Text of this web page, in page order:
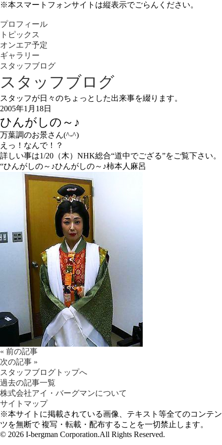
※本スマートフォンサイトは縦表示でごらんください。
プロフィール
トピックス
オンエア予定
ギャラリー
スタッフブログ
スタッフブログ
スタッフが日々のちょっとした出来事を綴ります。
2005年1月18日
ひんがしの～♪
万葉調のお景さん(^-^)
えっ！なんで！？
詳しい事は1/20（木）NHK総合“道中でござる”をご覧下さい。
“ひんがしの～♪ひんがしの～♪柿本人麻呂
« 前の記事
次の記事 »
スタッフブログトップへ
過去の記事一覧
株式会社アイ・バーグマンについて
サイトマップ
※本サイトに掲載されている画像、テキスト等全てのコンテン
ツを無断で 複写・転載・配布することを一切禁止します。
© 2026 I-bergman Corporation.All Rights Reserved.